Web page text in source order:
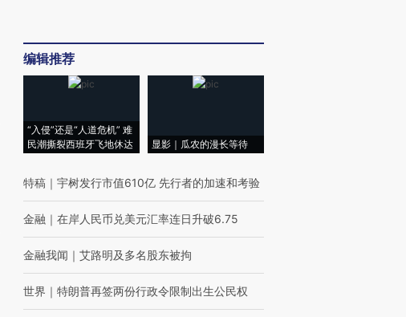
编辑推荐
“入侵”还是“人道危机” 难
民潮撕裂西班牙飞地休达
显影｜瓜农的漫长等待
特稿 ｜ 宇树发行市值610亿 先行者的加速和考验
金融 ｜ 在岸人民币兑美元汇率连日升破6.75
金融我闻 ｜ 艾路明及多名股东被拘
世界 ｜ 特朗普再签两份行政令限制出生公民权